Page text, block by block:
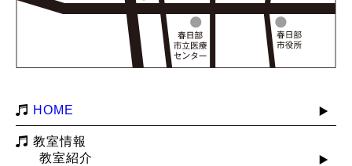
HOME
教室情報
教室紹介